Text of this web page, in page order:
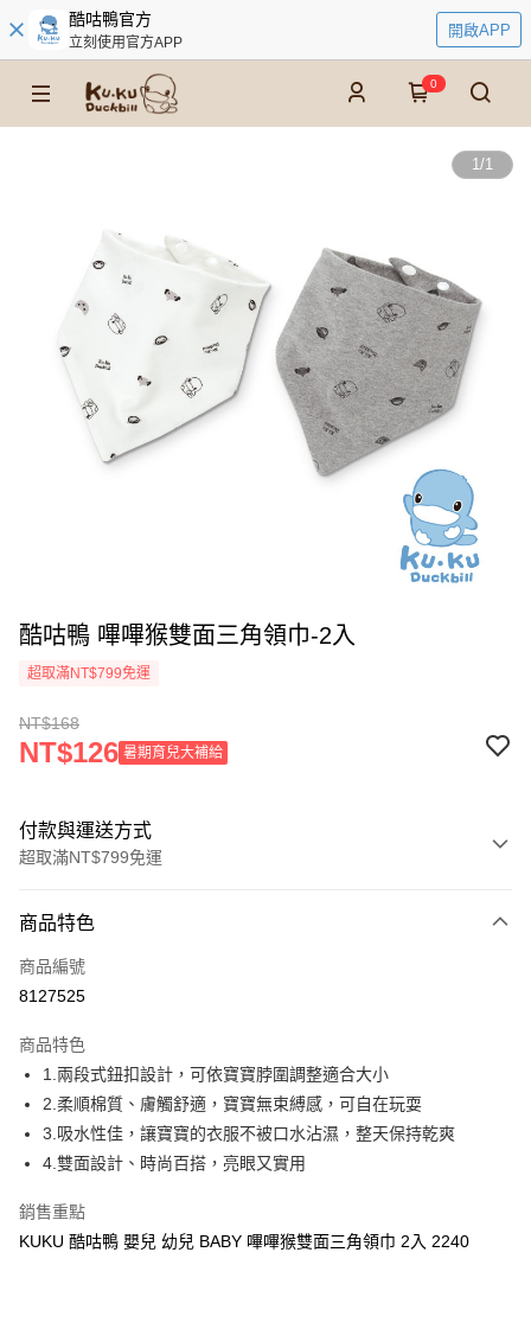
酷咕鴨官方
立刻使用官方APP
開啟APP
0
1/1
酷咕鴨 嗶嗶猴雙面三角領巾-2入
超取滿NT$799免運
NT$168
NT$126 暑期育兒大補給
付款與運送方式
超取滿NT$799免運
信用卡一次付款
超商取貨付款
Apple Pay
街口支付
悠遊付
Google Pay
全盈+PAY
商品特色
商品編號
8127525
商品特色
1.兩段式鈕扣設計，可依寶寶脖圍調整適合大小
2.柔順棉質、膚觸舒適，寶寶無束縛感，可自在玩耍
3.吸水性佳，讓寶寶的衣服不被口水沾濕，整天保持乾爽
4.雙面設計、時尚百搭，亮眼又實用
銷售重點
KUKU 酷咕鴨 嬰兒 幼兒 BABY 嗶嗶猴雙面三角領巾 2入 2240